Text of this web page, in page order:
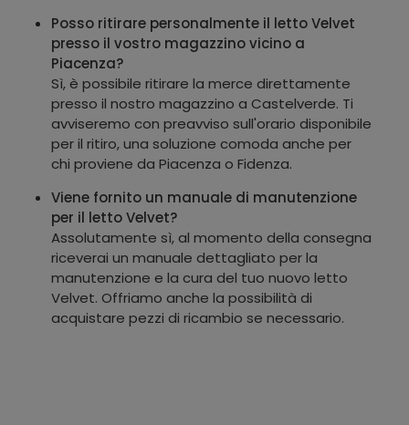
Posso ritirare personalmente il letto Velvet
presso il vostro magazzino vicino a
Piacenza?
Sì, è possibile ritirare la merce direttamente
presso il nostro magazzino a Castelverde. Ti
avviseremo con preavviso sull'orario disponibile
per il ritiro, una soluzione comoda anche per
chi proviene da Piacenza o Fidenza.
Viene fornito un manuale di manutenzione
per il letto Velvet?
Assolutamente sì, al momento della consegna
riceverai un manuale dettagliato per la
manutenzione e la cura del tuo nuovo letto
Velvet. Offriamo anche la possibilità di
acquistare pezzi di ricambio se necessario.